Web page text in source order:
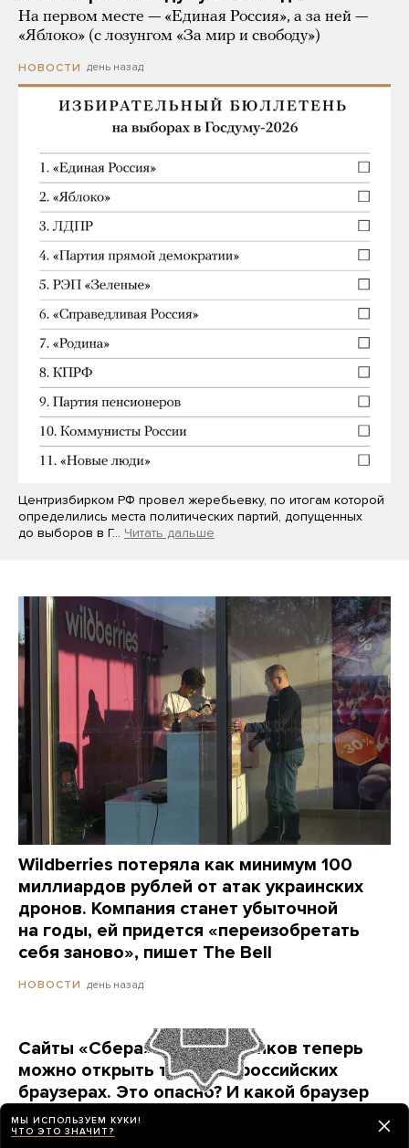
На первом месте — «Единая Россия», а за ней —
«Яблоко» (с лозунгом «За мир и свободу»)
НОВОСТИ день назад
Центризбирком РФ провел жеребьевку, по итогам которой
определились места политических партий, допущенных
до выборов в Г… Читать дальше
Wildberries потеряла как минимум 100
миллиардов рублей от атак украинских
дронов. Компания станет убыточной
на годы, ей придется «переизобретать
себя заново», пишет The Bell
НОВОСТИ день назад
Сайты «Сбера» и других банков теперь
можно открыть только в российских
браузерах. Это опасно? И какой браузер
выбрать?
Короткая инструкция для тех, кто опасается
МЫ ИСПОЛЬЗУЕМ КУКИ!
ЧТО ЭТО ЗНАЧИТ?